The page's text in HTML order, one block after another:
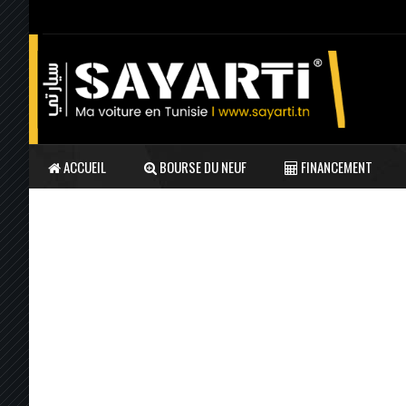
ACCUEIL BOURSE DU NEUF FINANCEMENT